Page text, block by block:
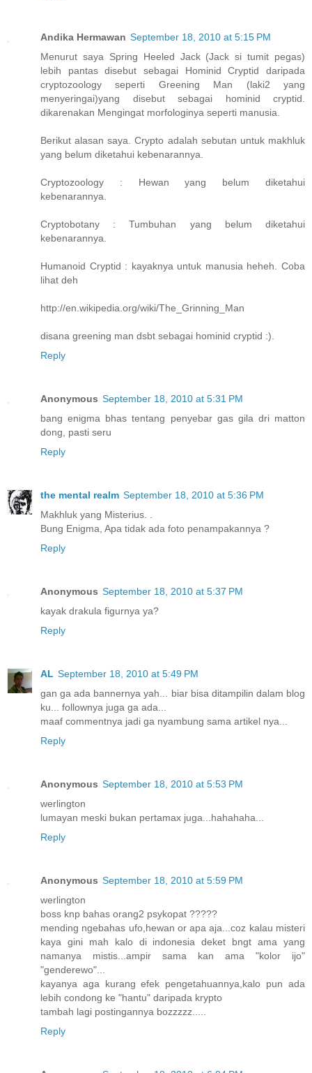
Andika Hermawan September 18, 2010 at 5:15 PM
Menurut saya Spring Heeled Jack (Jack si tumit pegas)
lebih pantas disebut sebagai Hominid Cryptid daripada
cryptozoology seperti Greening Man (laki2 yang
menyeringai)yang disebut sebagai hominid cryptid.
dikarenakan Mengingat morfologinya seperti manusia.
Berikut alasan saya. Crypto adalah sebutan untuk makhluk
yang belum diketahui kebenarannya.
Cryptozoology : Hewan yang belum diketahui
kebenarannya.
Cryptobotany : Tumbuhan yang belum diketahui
kebenarannya.
Humanoid Cryptid : kayaknya untuk manusia heheh. Coba
lihat deh
http://en.wikipedia.org/wiki/The_Grinning_Man
disana greening man dsbt sebagai hominid cryptid :).
Reply
Anonymous September 18, 2010 at 5:31 PM
bang enigma bhas tentang penyebar gas gila dri matton
dong, pasti seru
Reply
the mental realm September 18, 2010 at 5:36 PM
Makhluk yang Misterius. .
Bung Enigma, Apa tidak ada foto penampakannya ?
Reply
Anonymous September 18, 2010 at 5:37 PM
kayak drakula figurnya ya?
Reply
AL September 18, 2010 at 5:49 PM
gan ga ada bannernya yah... biar bisa ditampilin dalam blog
ku... follownya juga ga ada...
maaf commentnya jadi ga nyambung sama artikel nya...
Reply
Anonymous September 18, 2010 at 5:53 PM
werlington
lumayan meski bukan pertamax juga...hahahaha...
Reply
Anonymous September 18, 2010 at 5:59 PM
werlington
boss knp bahas orang2 psykopat ?????
mending ngebahas ufo,hewan or apa aja...coz kalau misteri
kaya gini mah kalo di indonesia deket bngt ama yang
namanya mistis...ampir sama kan ama "kolor ijo"
"genderewo"...
kayanya aga kurang efek pengetahuannya,kalo pun ada
lebih condong ke "hantu" daripada krypto
tambah lagi postingannya bozzzzz.....
Reply